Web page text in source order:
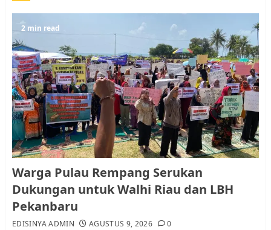
5
Resahkan Warga
JULI 17, 2026 0
1
Warga Pulau Rempang Serukan
Dukungan untuk Walhi Riau
dan LBH Pekanbaru
AGUSTUS 9, 2026 0
2
Pemko Batam Tegaskan RT dan
RW bukan Petugas Pendataan
dan Pemungutan Pajak
2 min read
Warga Pulau Rempang Serukan
Dukungan untuk Walhi Riau dan LBH
Pekanbaru
EDISINYA ADMIN AGUSTUS 9, 2026 0